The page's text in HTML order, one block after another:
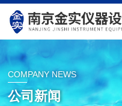
COMPANY NEWS
公司新闻